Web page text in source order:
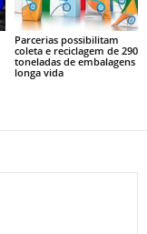
Parcerias possibilitam
coleta e reciclagem de 290
toneladas de embalagens
longa vida